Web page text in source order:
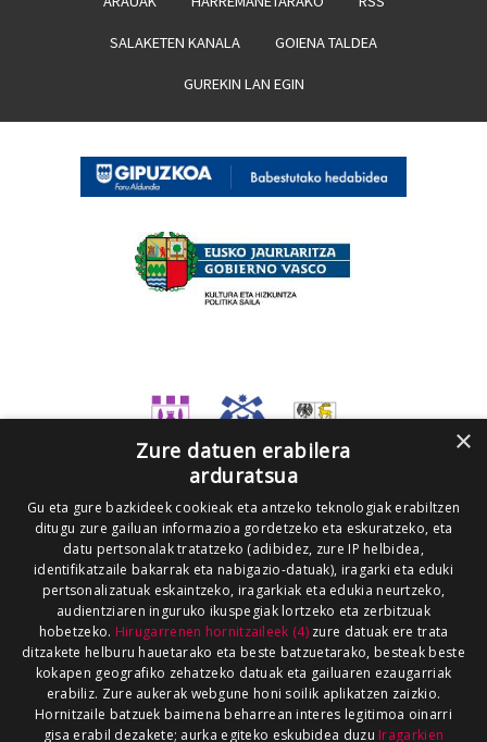
SALAKETEN KANALA GOIENA TALDEA
GUREKIN LAN EGIN
×
Zure datuen erabilera
arduratsua
Gu eta gure bazkideek cookieak eta antzeko teknologiak erabiltzen
ditugu zure gailuan informazioa gordetzeko eta eskuratzeko, eta
datu pertsonalak tratatzeko (adibidez, zure IP helbidea,
identifikatzaile bakarrak eta nabigazio-datuak), iragarki eta eduki
pertsonalizatuak eskaintzeko, iragarkiak eta edukia neurtzeko,
audientziaren inguruko ikuspegiak lortzeko eta zerbitzuak
hobetzeko. Hirugarrenen hornitzaileek (4)zure datuak ere trata
ditzakete helburu hauetarako eta beste batzuetarako, besteak beste
kokapen geografiko zehatzeko datuak eta gailuaren ezaugarriak
erabiliz. Zure aukerak webgune honi soilik aplikatzen zaizkio.
Hornitzaile batzuek baimena beharrean interes legitimoa oinarri
gisa erabil dezakete; aurka egiteko eskubidea duzu Iragarkien